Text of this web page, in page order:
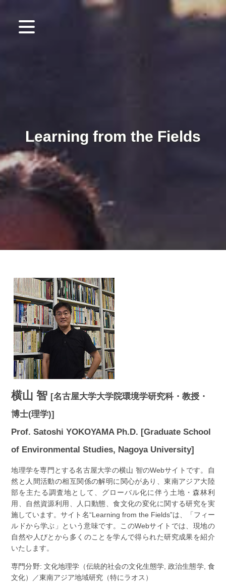
Learning from the Fields
横山 智 [名古屋大学大学院環境学研究科・教授・
博士(理学)]
Prof. Satoshi YOKOYAMA Ph.D. [Graduate School
of Environmental Studies, Nagoya University]
地理学を専門とする名古屋大学の横山 智のWebサイトです。自
然と人間活動の相互関係の解明に関心があり、東南アジア大陸
部を主たる調査地として、グローバル化に伴う土地・森林利
用、自然資源利用、人口動態、食文化の変化に関する研究を実
施しています。サイト名“Learning from the Fields”は、「フィー
ルドから学ぶ」という意味です。このWebサイトでは、現地の
自然や人びとから多くのことを学んで得られた研究成果を紹介
いたします。
専門分野: 文化地理学（伝統的社会の文化生態学, 政治生態学, 食
文化）／東南アジア地域研究（特にラオス）